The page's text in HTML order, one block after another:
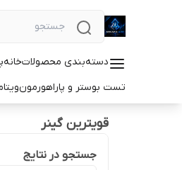
دسته‌بندی محصولاتخانه
تست بوستر و پاراهورمون
قویترین گینر
جستجو در نتایج